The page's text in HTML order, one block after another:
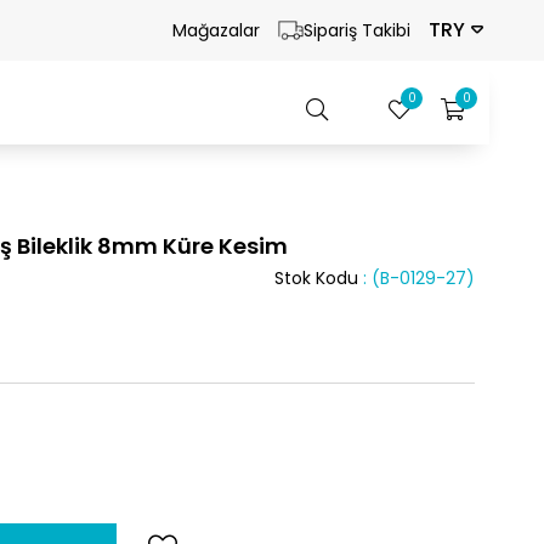
Mağazalar Sipariş Takibi TRY
0
0
Bileklik 8mm Küre Kesim
(B-0129-27)
Stok Kodu